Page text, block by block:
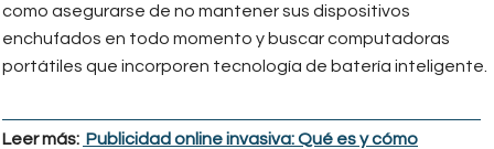
como asegurarse de no mantener sus dispositivos
enchufados en todo momento y buscar computadoras
portátiles que incorporen tecnología de batería inteligente.
Leer más: Publicidad online invasiva: Qué es y cómo